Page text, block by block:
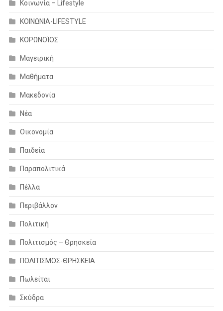
Κοινωνία – Lifestyle
ΚΟΙΝΩΝΙΑ-LIFESTYLE
ΚΟΡΩΝΟΪΟΣ
Μαγειρική
Μαθήματα
Μακεδονία
Νέα
Οικονομία
Παιδεία
Παραπολιτικά
Πέλλα
Περιβάλλον
Πολιτική
Πολιτισμός – Θρησκεία
ΠΟΛΙΤΙΣΜΟΣ-ΘΡΗΣΚΕΙΑ
Πωλείται
Σκύδρα